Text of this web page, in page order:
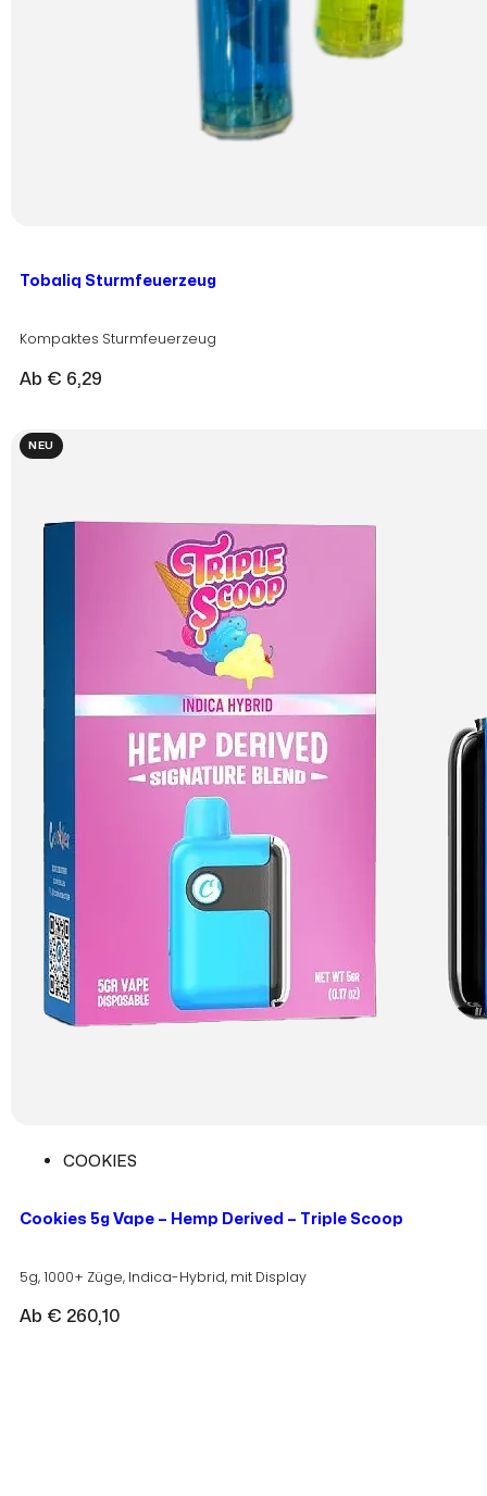
Tobaliq Sturmfeuerzeug
Kompaktes Sturmfeuerzeug
Ab € 6,29
NEU
COOKIES
Cookies 5g Vape – Hemp Derived – Triple Scoop
5g, 1000+ Züge, Indica-Hybrid, mit Display
Ab € 260,10